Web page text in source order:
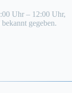
Uhr – 12:00 Uhr,
gegeben.